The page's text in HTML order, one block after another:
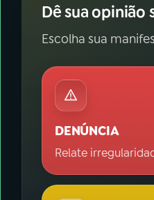
Dê sua opinião
Escolha sua
DENÚNCIA
Relate